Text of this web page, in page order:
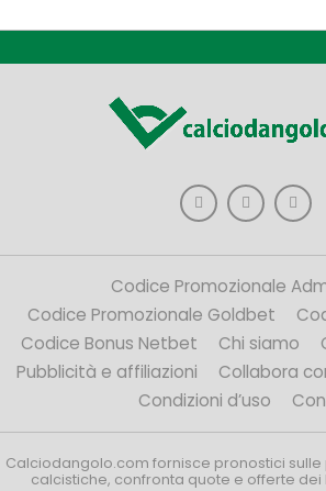
Codice Promozionale
Codice Promozionale Goldbet
Codice Bonus Netbet
Chi siamo
Pubblicità e affiliazioni
Collabora
Condizioni d’uso
Calciodangolo.com fornisce pronostici
calcistiche, confronta quote e offerte dei